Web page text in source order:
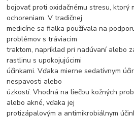
bojovať proti oxidačnému stresu, ktorý
ochoreniam. V tradičnej
medicíne sa fialka používala na
problémov s tráviacim
traktom, napríklad pri nadúvaní alebo
rastlinu s upokojujúcimi
účinkami. Vďaka mierne sedatívnym
nespavosti alebo
úzkostí. Vhodná na liečbu kožných
alebo akné, vďaka jej
protizápalovým a antimikrobiálnym